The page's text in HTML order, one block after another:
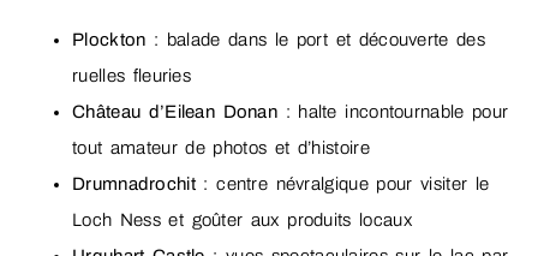
Plockton : balade dans le port et découverte des
ruelles fleuries
Château d’Eilean Donan : halte incontournable pour
tout amateur de photos et d’histoire
Drumnadrochit: centre névralgique pour visiter le
Loch Ness et goûter aux produits locaux